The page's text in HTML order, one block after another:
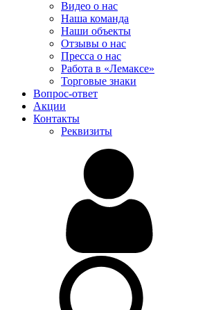
Видео о нас
Наша команда
Наши объекты
Отзывы о нас
Пресса о нас
Работа в «Лемаксе»
Торговые знаки
Вопрос-ответ
Акции
Контакты
Реквизиты